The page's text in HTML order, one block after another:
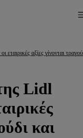
αξίες γίνονται
Lidl
και